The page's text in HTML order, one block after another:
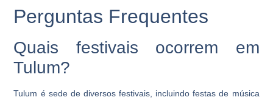
Perguntas Frequentes
Quais festivais ocorrem em
Tulum?
Tulum é sede de diversos festivais, incluindo festas de música